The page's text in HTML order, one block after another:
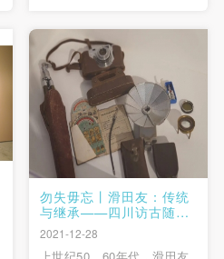
现1918-1932年艺专早期国画
课堂的部分面貌。此次展出
的馆藏课徒画稿主要分为山
水和花卉两类，展现当 …
勿失毋忘丨滑田友：传统
与继承——四川访古随感
（1963年6月-7月）
2021-12-28
上世纪50、60年代，滑田友